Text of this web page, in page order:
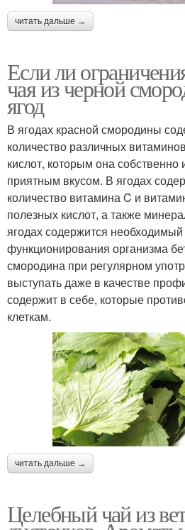
читать дальше →
Если ли
чая из черной
ягод
В ягодах красной смородины
количество различных
кислот, которым она собственно
приятным вкусом. В ягодах
количество витамина C и
полезных кислот, а также
ягодах содержится
функционирования организма
смородина при регулярном
выступать даже в качестве
содержит в себе, которые
клеткам.
читать дальше →
Целебный чай из